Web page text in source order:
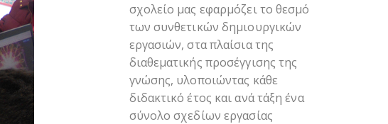
σχολείο μας εφαρμόζει το θεσμό
των συνθετικών δημιουργικών
εργασιών, στα πλαίσια της
διαθεματικής προσέγγισης της
γνώσης, υλοποιώντας κάθε
διδακτικό έτος και ανά τάξη ένα
σύνολο σχεδίων εργασίας